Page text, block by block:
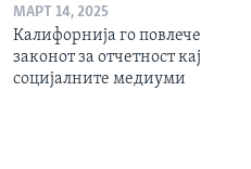
МАРТ 14, 2025
Калифорнија го повлече
законот за отчетност кај
социјалните медиуми